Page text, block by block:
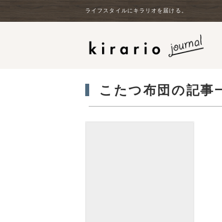
ライフスタイルにキラリオを届ける。
こたつ布団の記事